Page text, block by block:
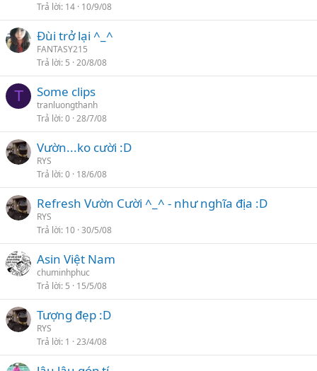
Trả lời 14 10/9/08
Đùi trở lại ^_^
FANTASY215
Trả lời 5 20/8/08
T Some clips
tranluongthanh
Trả lời 0 28/7/08
Vườn...ko cười :D
RYS
Trả lời 0 18/6/08
Refresh Vườn Cười ^_^ - như nghĩa địa :D
RYS
Trả lời 10 30/5/08
Asin Việt Nam
chuminhphuc
Trả lời 5 15/5/08
Tượng đẹp :D
RYS
Trả lời 1 23/4/08